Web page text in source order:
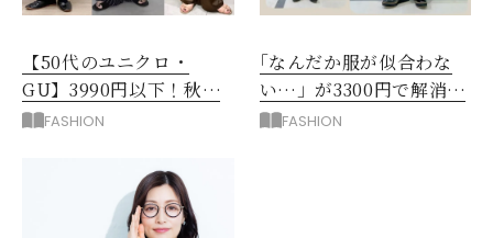
【50代のユニクロ・
GU】3990円以下！秋ま
ではける涼しげボトムス3
FASHION
｢なんだか服が似合わな
い…」が3300円で解消！
阪神梅田のサービスが神
FASHION